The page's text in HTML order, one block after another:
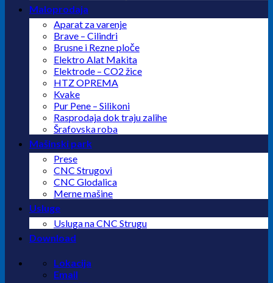
Maloprodaja
Aparat za varenje
Brave – Cilindri
Brusne i Rezne ploče
Elektro Alat Makita
Elektrode – CO2 žice
HTZ OPREMA
Kvake
Pur Pene – Silikoni
Rasprodaja dok traju zalihe
Šrafovska roba
Mašinski park
Prese
CNC Strugovi
CNC Glodalica
Merne mašine
Usluge
Usluga na CNC Strugu
Download
Lokacija
Email